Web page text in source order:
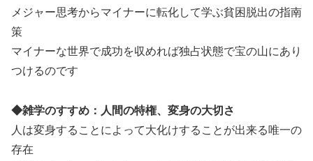
メジャー思考からマイナーに転化して学ぶ貧困脱出の指南
策
マイナーな世界で成功を収めれば独占状態で宝の山にあり
つけるのです
◆雑学のすすめ：人間の特権、変身の大切さ
人は変身することによって大化けすることが出来る唯一の
存在